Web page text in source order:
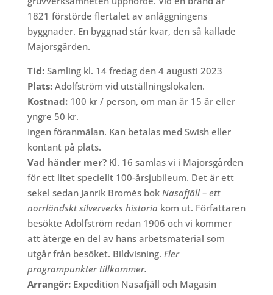
1821 förstörde flertalet av anläggningens
byggnader. En byggnad står kvar, den så kallade
Majorsgården.
Tid:Samling kl. 14 fredag den 4 augusti 2023
Plats:Adolfström vid utställningslokalen.
Kostnad:100 kr / person, om man är 15 år eller
yngre 50 kr.
Ingen föranmälan. Kan betalas med Swish eller
kontant på plats.
Vad händer mer?Kl. 16 samlas vi i Majorsgården
för ett litet speciellt 100-årsjubileum. Det är ett
sekel sedan Janrik Bromés bok Nasafjäll – ett
norrländskt silververks historiakom ut. Författaren
besökte Adolfström redan 1906 och vi kommer
att återge en del av hans arbetsmaterial som
utgår från besöket. Bildvisning. Fler
programpunkter tillkommer.
Arrangör:Expedition Nasafjäll och Magasin